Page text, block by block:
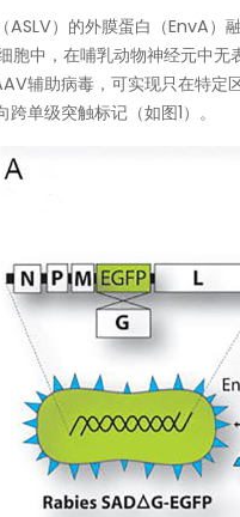
ASLV）的外膜蛋白（EnvA
胞中，在哺乳动物神经元中
辅助病毒，可实现只在特
单级突触标记（如图1）。